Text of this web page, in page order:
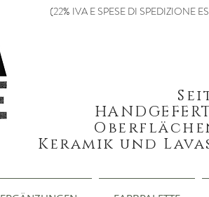
(22% IVA E SPESE DI SPEDIZIONE
Keramik und